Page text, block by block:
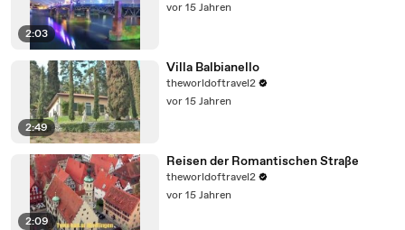
2:03
vor 15 Jahren
2:49
Villa Balbianello
theworldoftravel2
vor 15 Jahren
2:09
Reisen der Romantischen Straße
theworldoftravel2
vor 15 Jahren